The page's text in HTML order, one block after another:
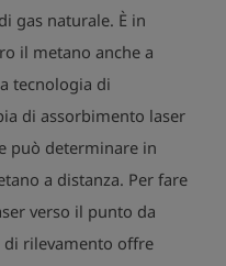
gas naturale. È in
il metano anche a
tecnologia di
di assorbimento laser
può determinare in
a distanza. Per fare
verso il punto da
di rilevamento offre